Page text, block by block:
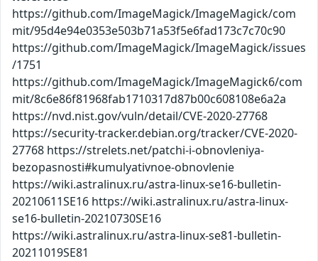
https://github.com/ImageMagick/ImageMagick/com
mit/95d4e94e0353e503b71a53f5e6fad173c7c70c90
https://github.com/ImageMagick/ImageMagick/issues
/1751
https://github.com/ImageMagick/ImageMagick6/com
mit/8c6e86f81968fab1710317d87b00c608108e6a2a
https://nvd.nist.gov/vuln/detail/CVE-2020-27768
https://security-tracker.debian.org/tracker/CVE-2020-
27768 https://strelets.net/patchi-i-obnovleniya-
bezopasnosti#kumulyativnoe-obnovlenie
https://wiki.astralinux.ru/astra-linux-se16-bulletin-
20210611SE16 https://wiki.astralinux.ru/astra-linux-
se16-bulletin-20210730SE16
https://wiki.astralinux.ru/astra-linux-se81-bulletin-
20211019SE81